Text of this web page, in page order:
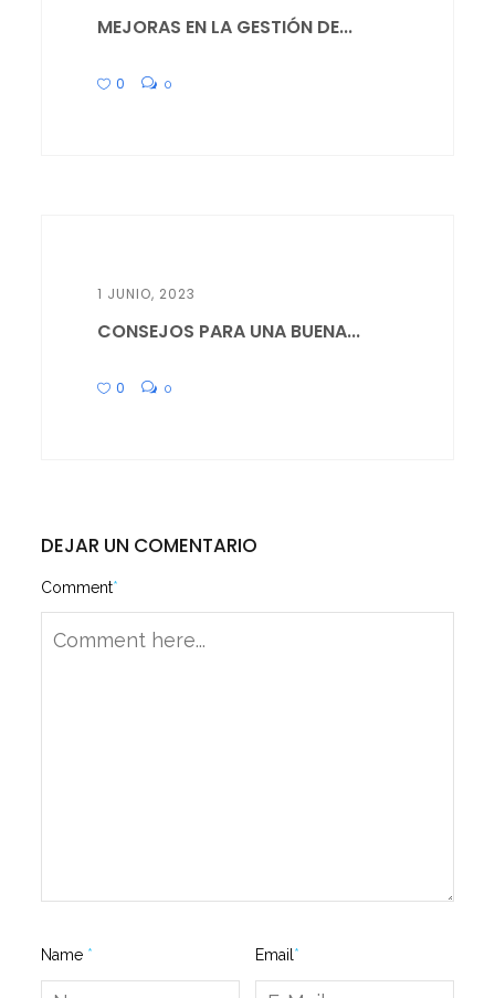
MEJORAS EN LA GESTIÓN DE...
0 0
1 JUNIO, 2023
CONSEJOS PARA UNA BUENA...
0 0
DEJAR UN COMENTARIO
Comment*
Name * Email *